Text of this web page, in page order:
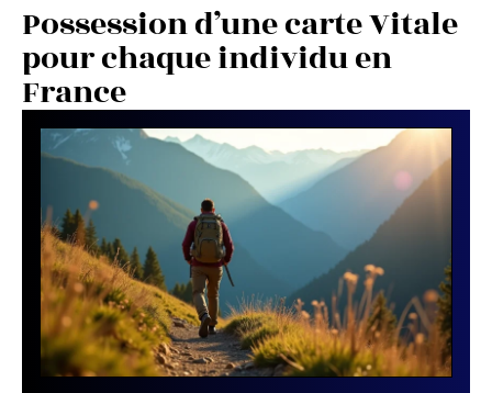
Possession d’une carte Vitale
pour chaque individu en
France